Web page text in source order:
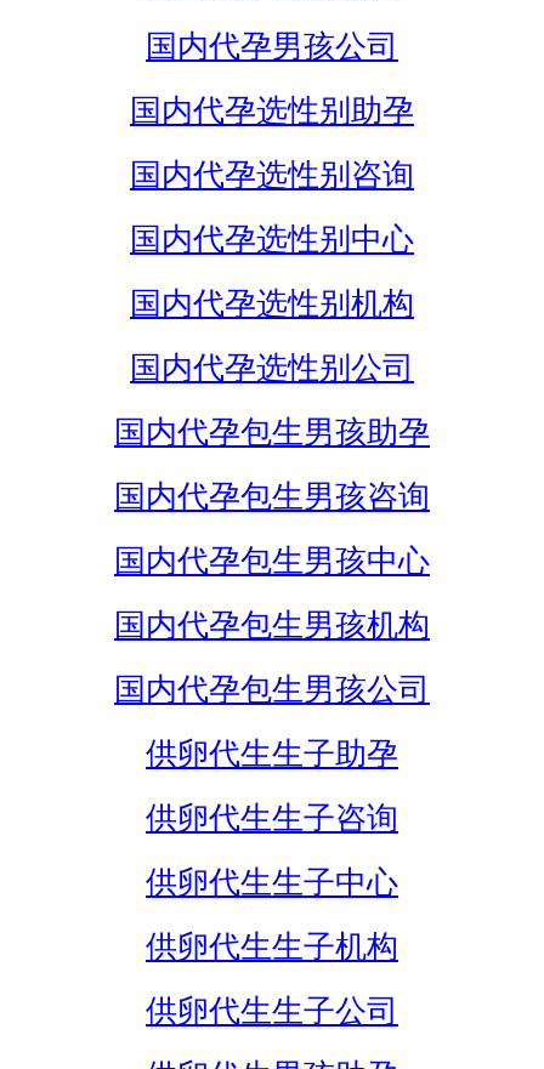
国内代孕男孩公司
国内代孕选性别助孕
国内代孕选性别咨询
国内代孕选性别中心
国内代孕选性别机构
国内代孕选性别公司
国内代孕包生男孩助孕
国内代孕包生男孩咨询
国内代孕包生男孩中心
国内代孕包生男孩机构
国内代孕包生男孩公司
供卵代生生子助孕
供卵代生生子咨询
供卵代生生子中心
供卵代生生子机构
供卵代生生子公司